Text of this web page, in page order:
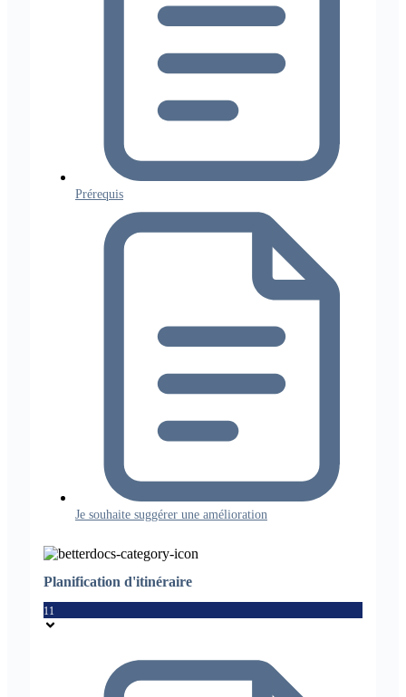
Prérequis
Je souhaite suggérer une amélioration
Planification d'itinéraire
11